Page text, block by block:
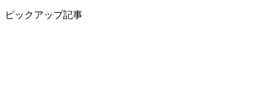
ピックアップ記事